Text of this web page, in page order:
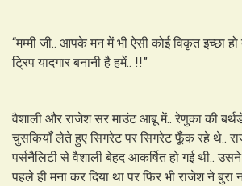
“मम्मी जी.. आपके मन में भी ऐसी कोई विकृत इच्छा हो
ट्रिप यादगार बनानी है हमें.. !!”
वैशाली और राजेश सर माउंट आबू में.. रेणुका की बर्थडे
चुसकियाँ लेते हुए सिगरेट पर सिगरेट फूँक रहे थे..
पर्सनैलिटी से वैशाली बेहद आकर्षित हो गई थी..
पहले ही मना कर दिया था पर फिर भी राजेश ने बुरा